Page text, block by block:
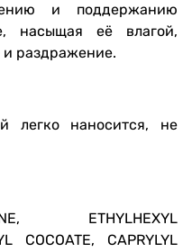
и поддержанию
насыщая её влагой,
раздражение.
легко наносится, не
ETHYLHEXYL
COCOATE, CAPRYLYL